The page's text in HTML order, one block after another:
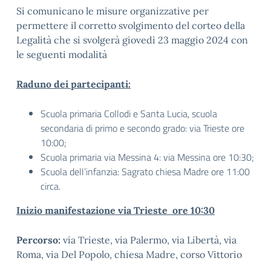
Si comunicano le misure organizzative per
permettere il corretto svolgimento del corteo della
Legalità che si svolgerà giovedì 23 maggio 2024 con
le seguenti modalità
Raduno dei partecipanti:
Scuola primaria Collodi e Santa Lucia, scuola
secondaria di primo e secondo grado: via Trieste ore
10:00;
Scuola primaria via Messina 4: via Messina ore 10:30;
Scuola dell’infanzia: Sagrato chiesa Madre ore 11:00
circa.
Inizio manifestazione via Trieste ore 10:30
Percorso: via Trieste, via Palermo, via Libertà, via
Roma, via Del Popolo, chiesa Madre, corso Vittorio